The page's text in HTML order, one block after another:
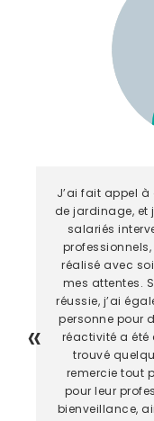
J’ai fait appel
de jardinage, et
salariés
réalisé avec
mes attentes.
réussie, j’ai
personne pour
réactivité a été
trouvé
remercie tout
pour leur
bienveillance,